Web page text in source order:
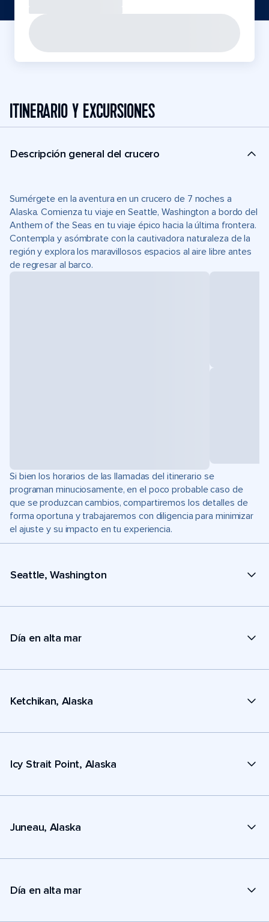
ITINERARIO Y EXCURSIONES
Descripción general del crucero
Sumérgete en la aventura en un crucero de 7 noches a
Alaska. Comienza tu viaje en Seattle, Washington a bordo del
Anthem of the Seas en tu viaje épico hacia la última frontera.
Contempla y asómbrate con la cautivadora naturaleza de la
región y explora los maravillosos espacios al aire libre antes
de regresar al barco.
Si bien los horarios de las llamadas del itinerario se
programan minuciosamente, en el poco probable caso de
que se produzcan cambios, compartiremos los detalles de
forma oportuna y trabajaremos con diligencia para minimizar
el ajuste y su impacto en tu experiencia.
Seattle, Washington
Día en alta mar
Ketchikan, Alaska
Icy Strait Point, Alaska
Juneau, Alaska
Día en alta mar